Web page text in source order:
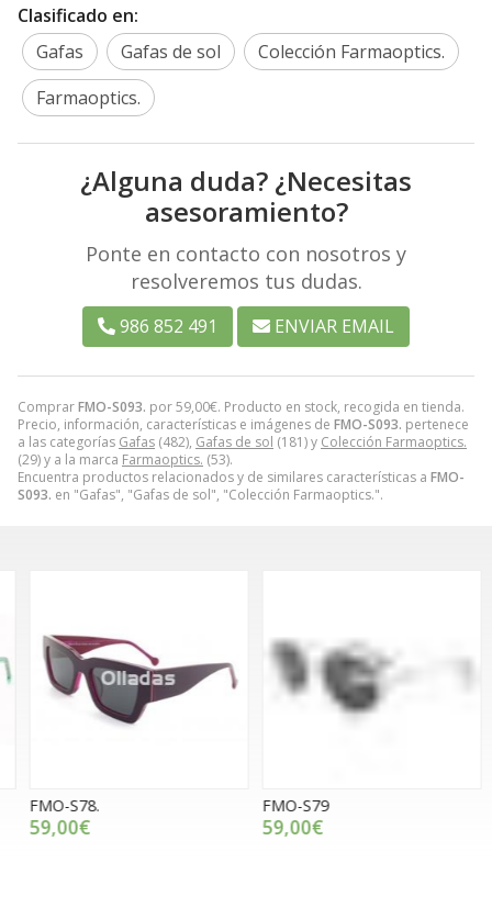
ComprarFMO-S093. por59,00€. Producto en stock, recogida en tienda.
Precio, información, características e imágenes de FMO-S093. pertenece
a las categorías Gafas (482), Gafas de sol (181) y Colección Farmaoptics.
(29) y a la marca Farmaoptics. (53).
Encuentra productos relacionados y de similares características a FMO-
S093. en "Gafas", "Gafas de sol", "Colección Farmaoptics.".
Clasificado en:
Gafas
Gafas de sol
Colección Farmaoptics.
Farmaoptics.
¿Alguna duda? ¿Necesitas
asesoramiento?
Ponte en contacto con nosotros y
resolveremos tus dudas.
986 852 491 ENVIAR EMAIL
FMO-S78.
59,00€
FMO-S79
59,00€